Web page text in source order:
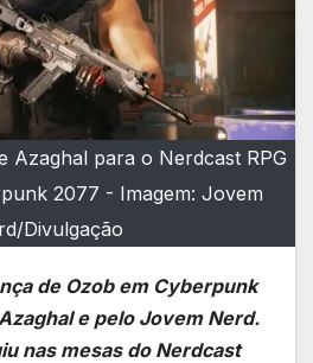
Azaghal para o Nerdcast RPG
2077 - Imagem: Jovem
Divulgação
de Ozob em Cyberpunk
e pelo Jovem Nerd.
nas mesas do Nerdcast